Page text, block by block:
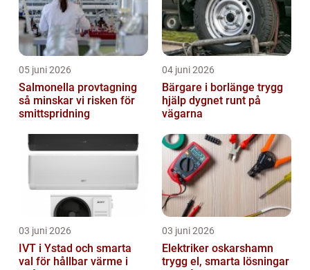
05 juni 2026
Salmonella provtagning
så minskar vi risken för
smittspridning
04 juni 2026
Bärgare i borlänge trygg
hjälp dygnet runt på
vägarna
03 juni 2026
IVT i Ystad och smarta
val för hållbar värme i
03 juni 2026
Elektriker oskarshamn
trygg el, smarta lösningar